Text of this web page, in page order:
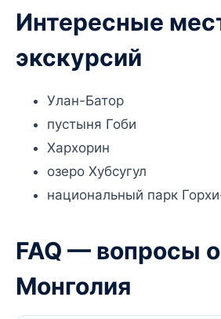
Интересные
экскурсий
Улан-Батор
пустыня Гоби
Хархорин
озеро Хубсугул
национальный парк
FAQ — вопросы
Монголия